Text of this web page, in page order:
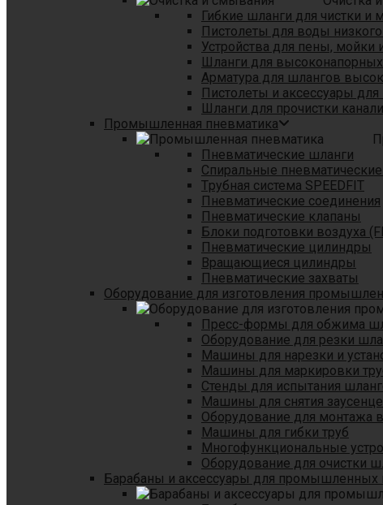
Гибкие шланги для чистки и
Пистолеты для воды
Устройства для пены, мойки
Шланги для
Арматура для шлангов
Пистолеты и аксессуары
Шланги для прочистки
Промышленная пневматика
Пневматические шланги
Спиральные
Tрубная система SPEEDFIT
Пневматические соединения
Пневматические клапаны
Блоки подготовки воздуха
Пневматические цилиндры
Вращающиеся цилиндры
Пневматические захваты
Оборудование для изготовления
Пресс-формы для обжима
Оборудование для резки
Машины для нарезки и
Машины для маркировки
Стенды для испытания
Машины для снятия
Оборудование для монтажа
Машины для гибки труб
Многофункциональные
Оборудование для очистки
Барабаны и аксессуары для промышленных